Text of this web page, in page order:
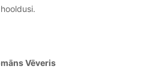
Vēveris